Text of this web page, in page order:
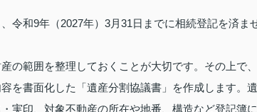
令和9年（2027年）3月31日までに相続登記を済ま
の範囲を整理しておくことが大切です。その上で、
を書面化した「遺産分割協議書」を作成します。遺
実印、対象不動産の所在や地番、構造など登記簿に